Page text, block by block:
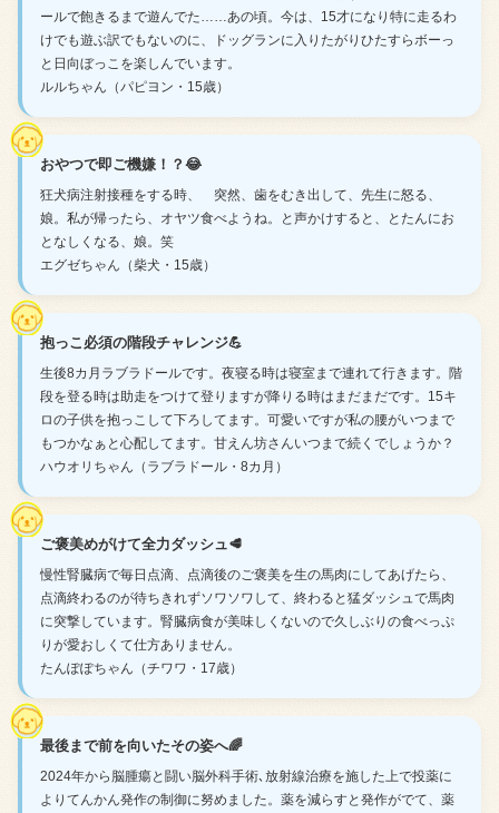
ールで飽きるまで遊んでた……あの頃。今は、15才になり特に走るわ
けでも遊ぶ訳でもないのに、ドッグランに入りたがりひたすらボーっ
と日向ぼっこを楽しんでいます。
ルルちゃん（パピヨン・15歳）
おやつで即ご機嫌！？😂
狂犬病注射接種をする時、 突然、歯をむき出して、先生に怒る、
娘。私が帰ったら、オヤツ食べようね。と声かけすると、とたんにお
となしくなる、娘。笑
エグゼちゃん（柴犬・15歳）
抱っこ必須の階段チャレンジ💪
生後8カ月ラブラドールです。夜寝る時は寝室まで連れて行きます。階
段を登る時は助走をつけて登りますが降りる時はまだまだです。15キ
ロの子供を抱っこして下ろしてます。可愛いですが私の腰がいつまで
もつかなぁと心配してます。甘えん坊さんいつまで続くでしょうか？
ハウオリちゃん（ラブラドール・8カ月）
ご褒美めがけて全力ダッシュ🥩
慢性腎臓病で毎日点滴、点滴後のご褒美を生の馬肉にしてあげたら、
点滴終わるのが待ちきれずソワソワして、終わると猛ダッシュで馬肉
に突撃しています。腎臓病食が美味しくないので久しぶりの食べっぷ
りが愛おしくて仕方ありません。
たんぽぽちゃん（チワワ・17歳）
最後まで前を向いたその姿へ🌈
2024年から脳腫瘍と闘い脳外科手術､放射線治療を施した上で投薬に
よりてんかん発作の制御に努めました。薬を減らすと発作がでて、薬